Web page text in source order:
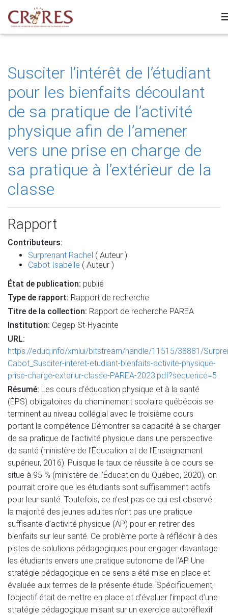
Susciter l’intérêt de l’étudiant
pour les bienfaits découlant
de sa pratique de l’activité
physique afin de l’amener
vers une prise en charge de
sa pratique à l’extérieur de la
classe
Rapport
Contributeurs:
Surprenant Rachel ( Auteur )
Cabot Isabelle ( Auteur )
État de publication: publié
Type de rapport: Rapport de recherche
Titre de la collection: Rapport de recherche PAREA
Institution: Cegep St-Hyacinte
URL:
https://eduq.info/xmlui/bitstream/handle/11515/38881/
Cabot_Susciter-interet-etudiant-bienfaits-activite-physique-
prise-charge-exteriur-classe-PAREA-2023.pdf?sequence=5
Résumé: Les cours d’éducation physique et à la santé
(ÉPS) obligatoires du cheminement scolaire québécois se
terminent au niveau collégial avec le troisième cours
portant la compétence Démontrer sa capacité à se charger
de sa pratique de l’activité physique dans une perspective
de santé (ministère de l’Éducation et de l’Enseignement
supérieur, 2016). Puisque le taux de réussite à ce cours se
situe à 95 % (ministère de l’Éducation du Québec, 2020), on
pourrait croire que les étudiants sont suffisamment actifs
pour leur santé. Toutefois, ce n’est pas ce qui est observé :
la majorité des jeunes adultes n’ont pas une pratique
suffisante d’activité physique (AP) pour en retirer des
bienfaits sur leur santé. Ce problème porte à réfléchir à des
pistes de solutions pédagogiques pour engager davantage
les étudiants envers une pratique autonome de l’AP. Une
stratégie pédagogique en ce sens a été mise en place et
évaluée aux termes de la présente étude. Spécifiquement,
l’objectif était de mettre en place et d’évaluer l’impact d’une
stratégie pédagogique misant sur un exercice autoréflexif